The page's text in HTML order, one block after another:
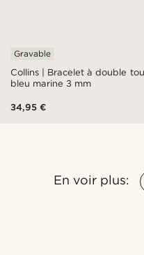
Collins | Bracelet à double
bleu marine 3 mm
Gravable
34,95 €
En voir plus: